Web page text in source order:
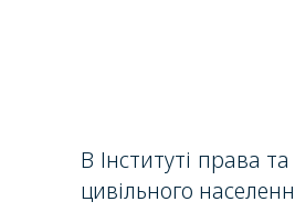
В Інституті права
цивільного